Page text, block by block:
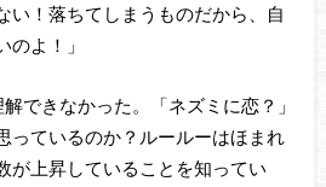
い！落ちてしまうものだから、自
よ！」
できなかった。「ネズミに恋？」
っているのか？ルールーはほまれ
が上昇していることを知ってい